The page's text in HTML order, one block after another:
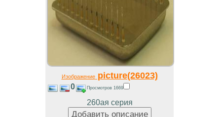
Изображениеpicture(26023)
0 Просмотров 1669
260ая серия